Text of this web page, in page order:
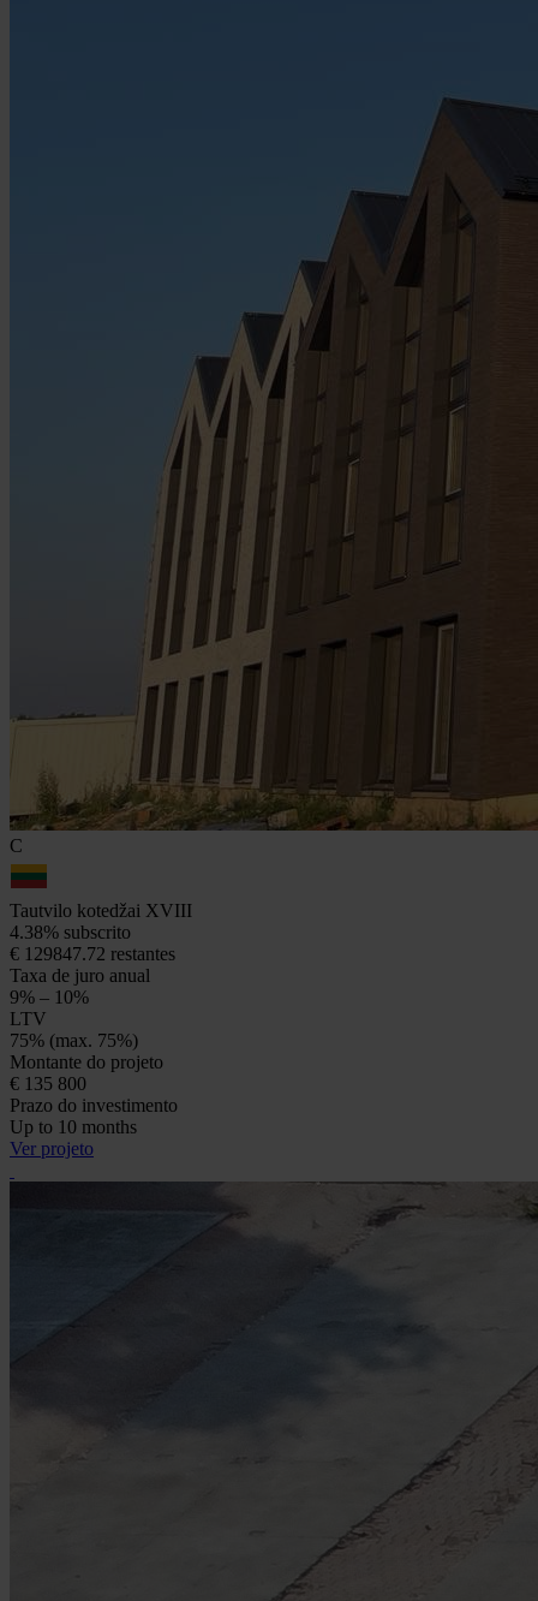
C
Tautvilo kotedžai XVIII
4.38% subscrito
€ 129847.72 restantes
Taxa de juro anual
9% – 10%
LTV
75% (max. 75%)
Montante do projeto
€ 135 800
Prazo do investimento
Up to 10 months
Ver projeto